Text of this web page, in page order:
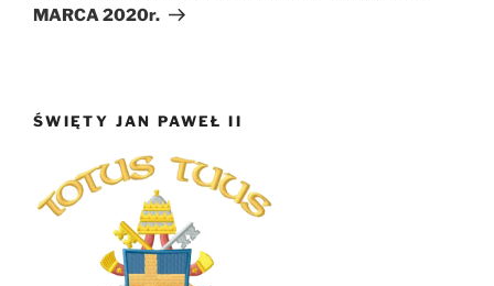
MARCA 2020r.
ŚWIĘTY JAN PAWEŁ II